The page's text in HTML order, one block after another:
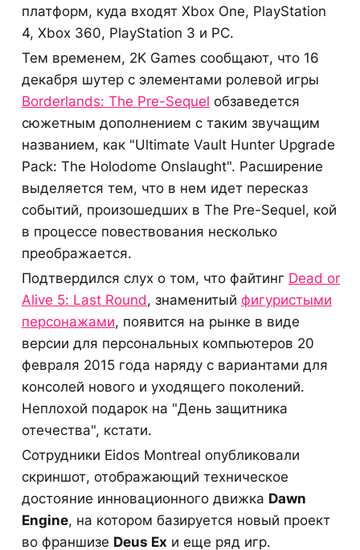
платформ, куда входят Xbox One, PlayStation
4, Xbox 360, PlayStation 3 и PC.
Тем временем, 2K Games сообщают, что 16
декабря шутер с элементами ролевой игры
Borderlands: The Pre-Sequel обзаведется
сюжетным дополнением с таким звучащим
названием, как "Ultimate Vault Hunter Upgrade
Pack: The Holodome Onslaught". Расширение
выделяется тем, что в нем идет пересказ
событий, произошедших в The Pre-Sequel, кой
в процессе повествования несколько
преображается.
Подтвердился слух о том, что файтинг Dead or
Alive 5: Last Round, знаменитый фигуристыми
персонажами, появится на рынке в виде
версии для персональных компьютеров 20
февраля 2015 года наряду с вариантами для
консолей нового и уходящего поколений.
Неплохой подарок на "День защитника
отечества", кстати.
Сотрудники Eidos Montreal опубликовали
скриншот, отображающий техническое
достояние инновационного движка Dawn
Engine, на котором базируется новый проект
во франшизе Deus Ex и еще ряд игр.